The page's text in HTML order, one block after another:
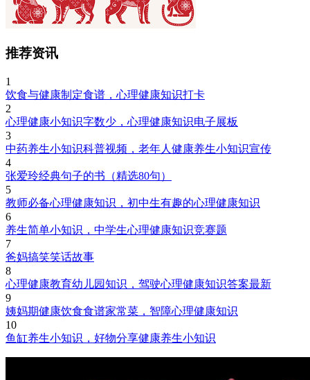
推荐资讯
1
饮食与健康制定食谱，心理健康知识打卡
2
心理健康小知识字数少，心理健康知识电子展板
3
中药养生小知识科普视频，老年人健康养生小知识宣传
4
张爱玲经典句子的书（精选80句）
5
教师必备心理健康知识，初中生有趣的心理健康知识
6
养生简单小知识，中学生心理健康知识竞赛题
7
爸妈搞笑笑话故事
8
心理健康教育幼儿园知识，驾驶心理健康知识答案最新
9
姨妈期健康饮食食谱家常菜，智障心理健康知识
10
鱼缸养生小知识，好物分享健康养生小知识